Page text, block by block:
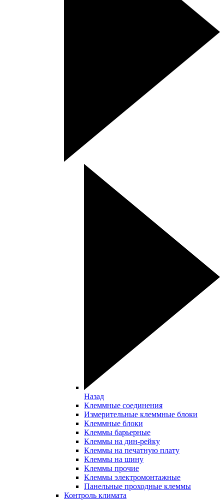
Назад
Клеммные соединения
Измерительные клеммные блоки
Клеммные блоки
Клеммы барьерные
Клеммы на дин-рейку
Клеммы на печатную плату
Клеммы на шину
Клеммы прочие
Клеммы электромонтажные
Панельные проходные клеммы
Контроль климата